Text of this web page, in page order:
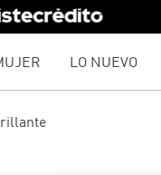
LO NUEVO